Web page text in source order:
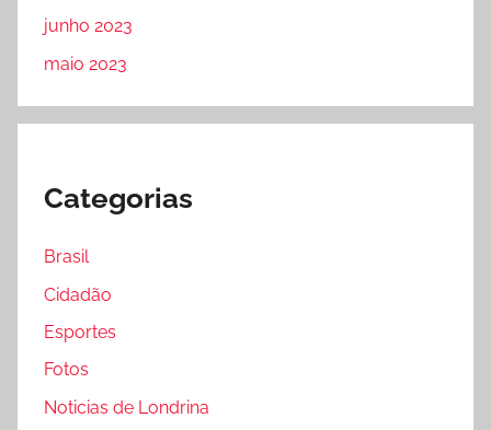
junho 2023
maio 2023
Categorias
Brasil
Cidadão
Esportes
Fotos
Noticias de Londrina